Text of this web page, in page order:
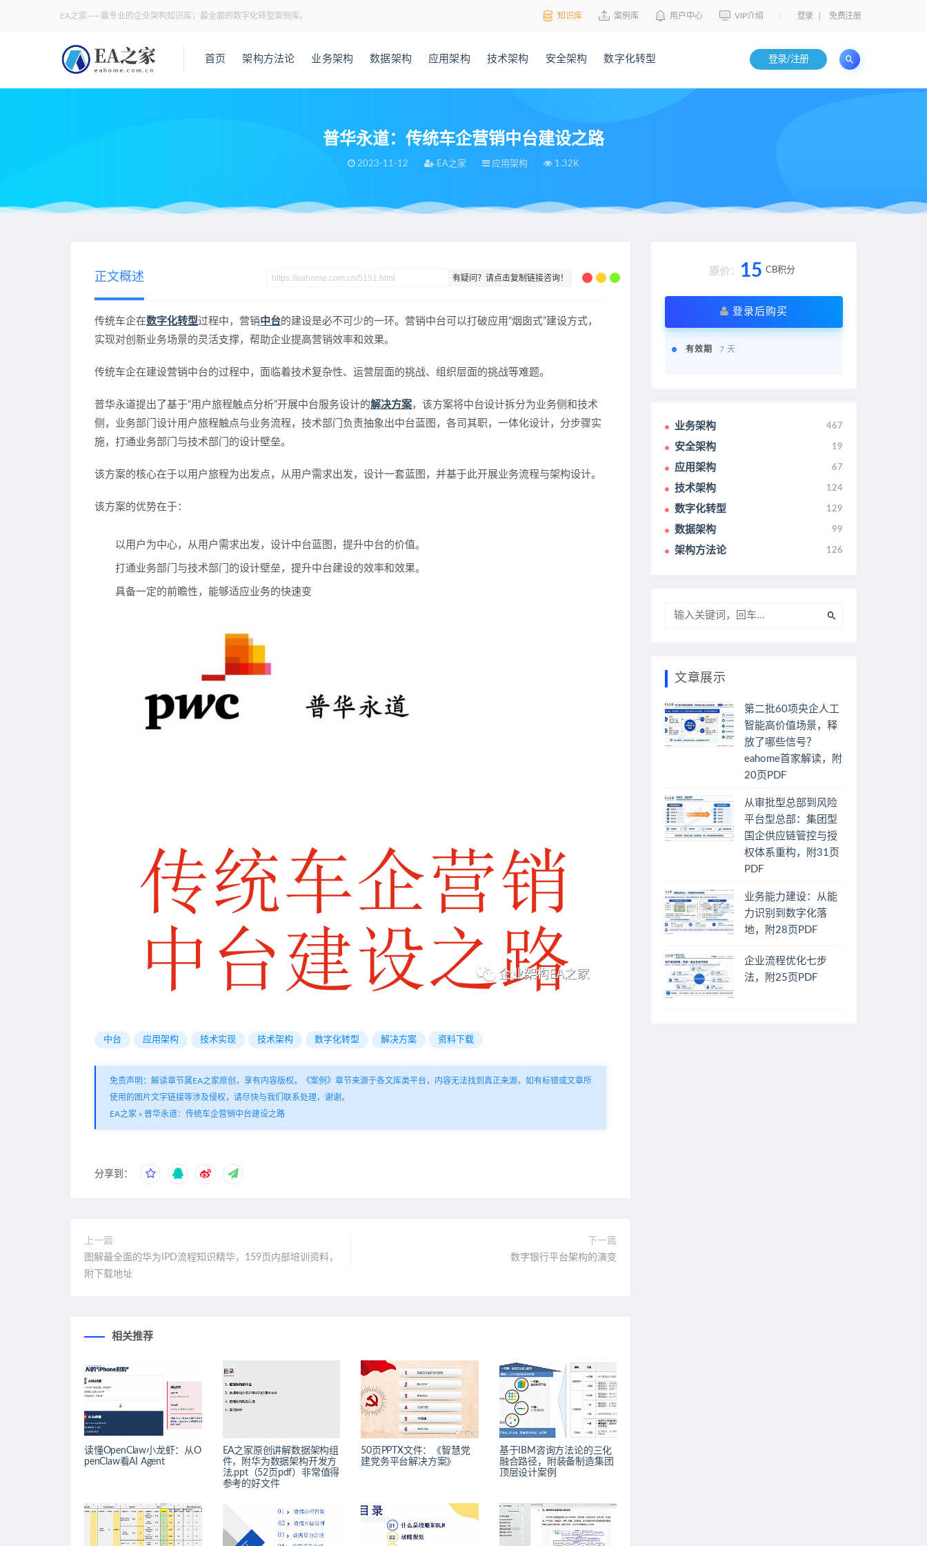
EA之家——最专业的企业架构知识库；最全面的数字化转型案例库。 知识库 案例库 用户中心 VIP介绍 登录 免费注册
首页 架构方法论 业务架构 数据架构 应用架构 技术架构 安全架构 数字化转型 登录/注册
普华永道：传统车企营销中台建设之路
2023-11-12 EA之家 应用架构 1.32K
当前位置： 应用架构 >普华永道：传统车企营销中台建设之路
有疑问？请点击复制链接咨询！
正文概述
传统车企在数字化转型过程中，营销中台的建设是必不可少的一环。营销中台可以打破应用“烟囱式”建设方式，
实现对创新业务场景的灵活支撑，帮助企业提高营销效率和效果。
传统车企在建设营销中台的过程中，面临着技术复杂性、运营层面的挑战、组织层面的挑战等难题。
普华永道提出了基于“用户旅程触点分析”开展中台服务设计的解决方案，该方案将中台设计拆分为业务侧和技术
侧，业务部门设计用户旅程触点与业务流程，技术部门负责抽象出中台蓝图，各司其职，一体化设计，分步骤实
施，打通业务部门与技术部门的设计壁垒。
该方案的核心在于以用户旅程为出发点，从用户需求出发，设计一套蓝图，并基于此开展业务流程与架构设计。
该方案的优势在于：
以用户为中心，从用户需求出发，设计中台蓝图，提升中台的价值。
打通业务部门与技术部门的设计壁垒，提升中台建设的效率和效果。
具备一定的前瞻性，能够适应业务的快速变
中台 应用架构 技术实现 技术架构 数字化转型 解决方案 资料下载
免责声明：解读章节属EA之家原创，享有内容版权。《案例》章节来源于各文库类平台，内容无法找到真正来源，如有标错或文章所
使用的图片文字链接等涉及侵权，请尽快与我们联系处理，谢谢。
EA之家 » 普华永道：传统车企营销中台建设之路
分享到：
上一篇
图解最全面的华为IPD流程知识精华，159页内部培训资料，
附下载地址
下一篇
数字银行平台架构的演变
相关推荐
读懂OpenClaw小龙虾：从O
penClaw看AI Agent
EA之家原创讲解数据架构组
件，附华为数据架构开发方
法.ppt（52页pdf）非常值得
参考的好文件
50页PPTX文件：《智慧党
建党务平台解决方案》
基于IBM咨询方法论的三化
融合路径，附装备制造集团
顶层设计案例
原价： 15 CB积分
登录后购买
有效期 7 天
业务架构 467
安全架构 19
应用架构 67
技术架构 124
数字化转型 129
数据架构 99
架构方法论 126
文章展示
第二批60项央企人工
智能高价值场景，释
放了哪些信号？
eahome首家解读，附
20页PDF
从审批型总部到风险
平台型总部：集团型
国企供应链管控与授
权体系重构，附31页
PDF
业务能力建设：从能
力识别到数字化落
地，附28页PDF
企业流程优化七步
法，附25页PDF